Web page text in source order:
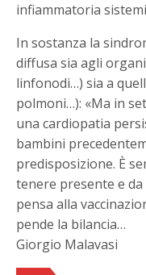
infiammatoria
In sostanza la
diffusa sia agli
linfonodi…) sia a
polmoni…): «Ma in
una cardiopatia
bambini
predisposizione. È
tenere presente e
pensa alla
pende la bilancia…
Giorgio Malavasi